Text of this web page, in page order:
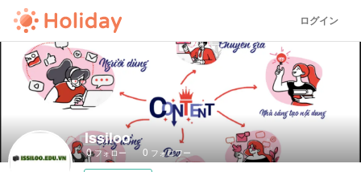
ログイン
Issiloo
0フォロー 0 フォロワー